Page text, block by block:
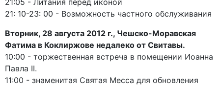
21:05 - Литания перед иконой
21: 10-23: 00 - Возможность частного обслуживания
Вторник, 28 августа 2012 г., Чешско-Моравская
Фатима в Коклиржове недалеко от Свитавы.
10:00 - торжественная встреча в помещении Иоанна
Павла II.
11:00 - знаменитая Святая Месса для обновления